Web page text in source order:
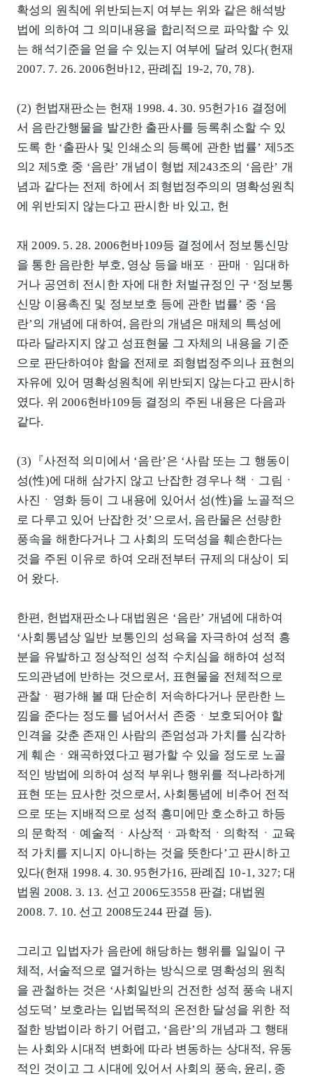
확성의 원칙에 위반되는지 여부는 위와 같은 해석방
법에 의하여 그 의미내용을 합리적으로 파악할 수 있
는 해석기준을 얻을 수 있는지 여부에 달려 있다(헌재
2007. 7. 26. 2006헌바12, 판례집 19-2, 70, 78).
(2) 헌법재판소는 헌재 1998. 4. 30. 95헌가16 결정에
서 음란간행물을 발간한 출판사를 등록취소할 수 있
도록 한 ‘출판사 및 인쇄소의 등록에 관한 법률’ 제5조
의2 제5호 중 ‘음란’ 개념이 형법 제243조의 ‘음란’ 개
념과 같다는 전제 하에서 죄형법정주의의 명확성원칙
에 위반되지 않는다고 판시한 바 있고, 헌
재 2009. 5. 28. 2006헌바109등 결정에서 정보통신망
을 통한 음란한 부호, 영상 등을 배포ㆍ판매ㆍ임대하
거나 공연히 전시한 자에 대한 처벌규정인 구 ‘정보통
신망 이용촉진 및 정보보호 등에 관한 법률’ 중 ‘음
란’의 개념에 대하여, 음란의 개념은 매체의 특성에
따라 달라지지 않고 성표현물 그 자체의 내용을 기준
으로 판단하여야 함을 전제로 죄형법정주의나 표현의
자유에 있어 명확성원칙에 위반되지 않는다고 판시하
였다. 위 2006헌바109등 결정의 주된 내용은 다음과
같다.
(3)『사전적 의미에서 ‘음란’은 ‘사람 또는 그 행동이
성(性)에 대해 삼가지 않고 난잡한 경우나 책ㆍ그림ㆍ
사진ㆍ영화 등이 그 내용에 있어서 성(性)을 노골적으
로 다루고 있어 난잡한 것’으로서, 음란물은 선량한
풍속을 해한다거나 그 사회의 도덕성을 훼손한다는
것을 주된 이유로 하여 오래전부터 규제의 대상이 되
어 왔다.
한편, 헌법재판소나 대법원은 ‘음란’ 개념에 대하여
‘사회통념상 일반 보통인의 성욕을 자극하여 성적 흥
분을 유발하고 정상적인 성적 수치심을 해하여 성적
도의관념에 반하는 것으로서, 표현물을 전체적으로
관찰ㆍ평가해 볼 때 단순히 저속하다거나 문란한 느
낌을 준다는 정도를 넘어서서 존중ㆍ보호되어야 할
인격을 갖춘 존재인 사람의 존엄성과 가치를 심각하
게 훼손ㆍ왜곡하였다고 평가할 수 있을 정도로 노골
적인 방법에 의하여 성적 부위나 행위를 적나라하게
표현 또는 묘사한 것으로서, 사회통념에 비추어 전적
으로 또는 지배적으로 성적 흥미에만 호소하고 하등
의 문학적ㆍ예술적ㆍ사상적ㆍ과학적ㆍ의학적ㆍ교육
적 가치를 지니지 아니하는 것을 뜻한다’고 판시하고
있다(헌재 1998. 4. 30. 95헌가16, 판례집 10-1, 327; 대
법원 2008. 3. 13. 선고 2006도3558 판결; 대법원
2008. 7. 10. 선고 2008도244 판결 등).
그리고 입법자가 음란에 해당하는 행위를 일일이 구
체적, 서술적으로 열거하는 방식으로 명확성의 원칙
을 관철하는 것은 ‘사회일반의 건전한 성적 풍속 내지
성도덕’ 보호라는 입법목적의 온전한 달성을 위한 적
절한 방법이라 하기 어렵고, ‘음란’의 개념과 그 행태
는 사회와 시대적 변화에 따라 변동하는 상대적, 유동
적인 것이고 그 시대에 있어서 사회의 풍속, 윤리, 종